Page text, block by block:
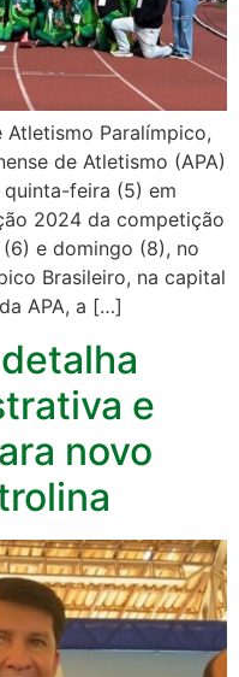
Paralímpico,
de Atletismo (APA)
quinta-feira (5) em
2024 da competição
e domingo (8), no
Brasileiro, na capital
APA, a […]
e
novo